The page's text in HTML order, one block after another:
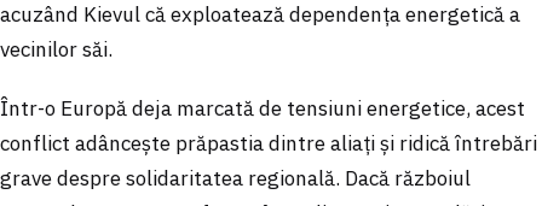
acuzând Kievul că exploatează dependența energetică a
vecinilor săi.
Într-o Europă deja marcată de tensiuni energetice, acest
conflict adâncește prăpastia dintre aliați și ridică întrebări
grave despre solidaritatea regională. Dacă războiul